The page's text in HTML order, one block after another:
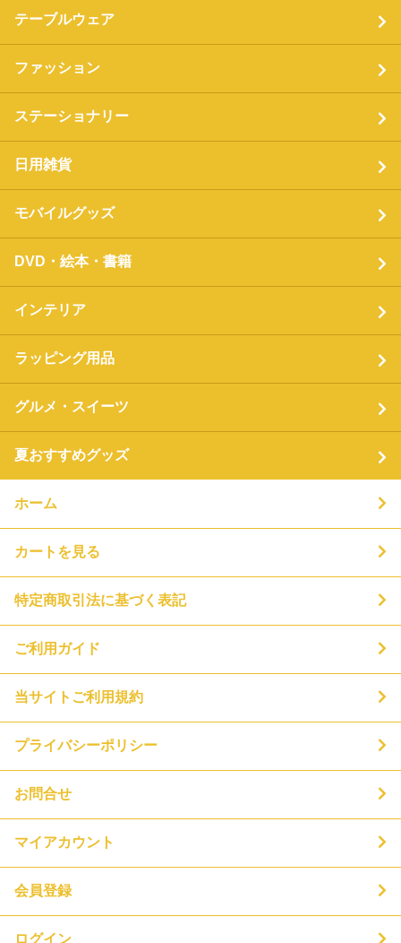
テーブルウェア
ファッション
ステーショナリー
日用雑貨
モバイルグッズ
DVD・絵本・書籍
インテリア
ラッピング用品
グルメ・スイーツ
夏おすすめグッズ
ホーム
カートを見る
特定商取引法に基づく表記
ご利用ガイド
当サイトご利用規約
プライバシーポリシー
お問合せ
マイアカウント
会員登録
ログイン